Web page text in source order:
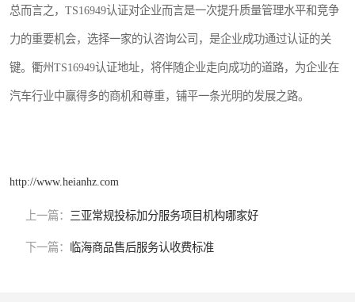
总而言之，TS16949认证对企业而言是一次提升质量管理水平和竞争
力的重要机会，选择一家的认咨询公司，是企业成功通过认证的关
键。衢州TS16949认证地址，将伴随企业走向成功的道路，为企业在
汽车行业中赢得多的商机和尊重，铺平一条光明的发展之路。
http://www.heianhz.com
上一篇： 三亚常规投标加分服务项目机构哪家好
下一篇： 临海商品售后服务认收费标准